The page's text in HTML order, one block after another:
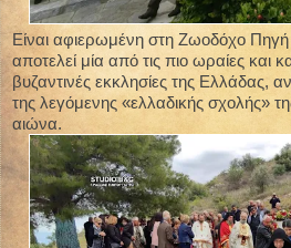
Είναι αφιερωμένη στη Ζωοδόχο Πηγή
αποτελεί μία από τις πιο ωραίες και
βυζαντινές εκκλησίες της Ελλάδας,
της λεγόμενης «ελλαδικής σχολής»
αιώνα.